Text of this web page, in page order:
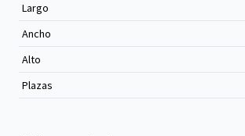
Largo
Ancho
Alto
Plazas